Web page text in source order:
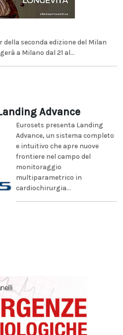
della seconda edizione del Milan
a Milano dal 21 al...
Advance
Eurosets presenta Landing
Advance, un sistema completo
e intuitivo che apre nuove
frontiere nel campo del
monitoraggio
multiparametrico in
cardiochirurgia...